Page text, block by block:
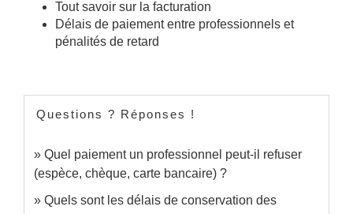
Tout savoir sur la facturation
Délais de paiement entre professionnels et
pénalités de retard
Questions ? Réponses !
Quel paiement un professionnel peut-il refuser
(espèce, chèque, carte bancaire) ?
Quels sont les délais de conservation des